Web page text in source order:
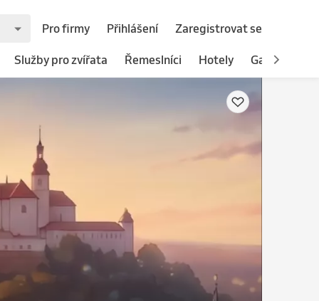
Pro firmy Přihlášení Zaregistrovat se
Služby pro zvířata Řemeslníci Hotely Gastronomie